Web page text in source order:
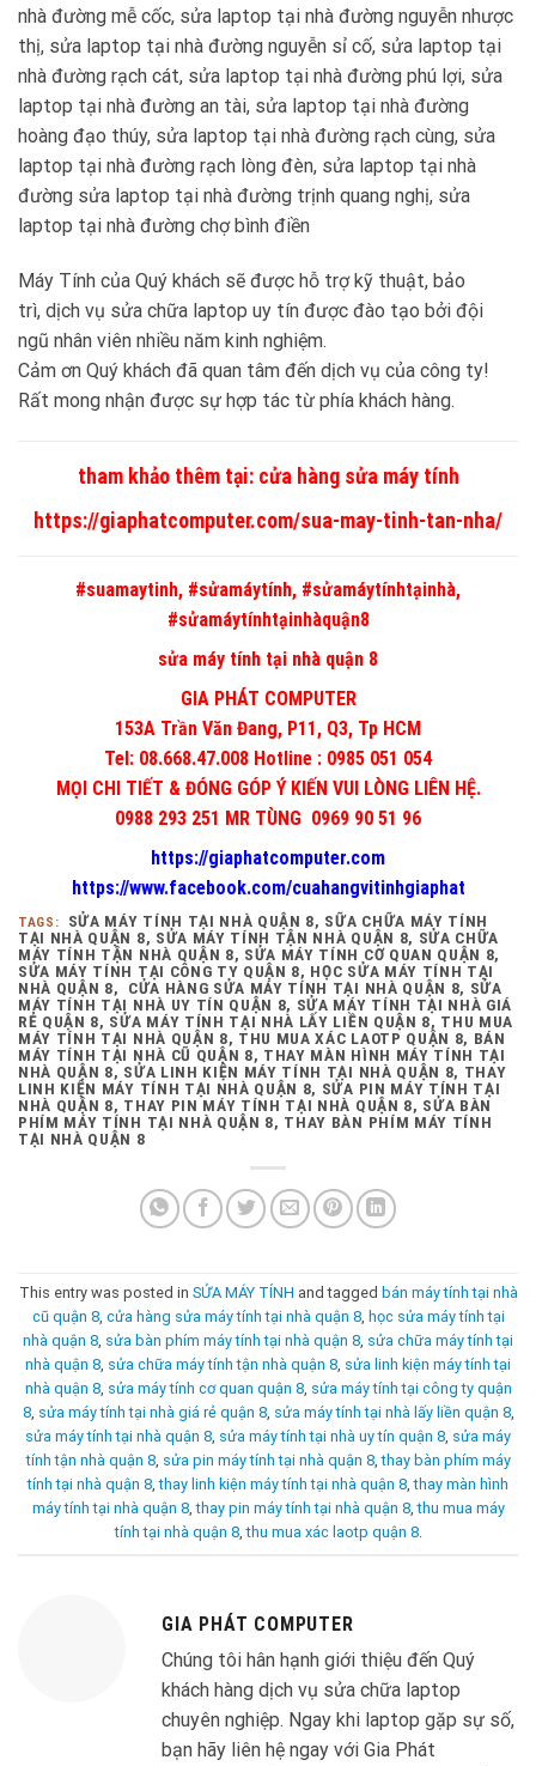
nhà đường mễ cốc, sửa laptop tại nhà đường nguyễn nhược
thị, sửa laptop tại nhà đường nguyễn sỉ cố, sửa laptop tại
nhà đường rạch cát, sửa laptop tại nhà đường phú lợi, sửa
laptop tại nhà đường an tài, sửa laptop tại nhà đường
hoàng đạo thúy, sửa laptop tại nhà đường rạch cùng, sửa
laptop tại nhà đường rạch lòng đèn, sửa laptop tại nhà
đường sửa laptop tại nhà đường trịnh quang nghị, sửa
laptop tại nhà đường chợ bình điền
Máy Tính của Quý khách sẽ được hỗ trợ kỹ thuật, bảo
trì, dịch vụ sửa chữa laptop uy tín được đào tạo bởi đội
ngũ nhân viên nhiều năm kinh nghiệm.
Cảm ơn Quý khách đã quan tâm đến dịch vụ của công ty!
Rất mong nhận được sự hợp tác từ phía khách hàng.
tham khảo thêm tại: cửa hàng sửa máy tính
https://giaphatcomputer.com/sua-may-tinh-tan-nha/
#suamaytinh, #sửamáytính, #sửamáytínhtạinhà,
#sửamáytínhtạinhàquận8
sửa máy tính tại nhà quận 8
GIA PHÁT COMPUTER
153A Trần Văn Đang, P11, Q3, Tp HCM
Tel: 08.668.47.008 Hotline : 0985 051 054
MỌI CHI TIẾT & ĐÓNG GÓP Ý KIẾN VUI LÒNG LIÊN HỆ.
0988 293 251 MR TÙNG 0969 90 51 96
https://giaphatcomputer.com
https://www.facebook.com/cuahangvitinhgiaphat
TAGS: SỬA MÁY TÍNH TẠI NHÀ QUẬN 8, SỮA CHỮA MÁY TÍNH
TẠI NHÀ QUẬN 8, SỬA MÁY TÍNH TẬN NHÀ QUẬN 8, SỬA CHỮA
MÁY TÍNH TẬN NHÀ QUẬN 8, SỬA MÁY TÍNH CƠ QUAN QUẬN 8,
SỬA MÁY TÍNH TẠI CÔNG TY QUẬN 8, HỌC SỬA MÁY TÍNH TẠI
NHÀ QUẬN 8, CỬA HÀNG SỬA MÁY TÍNH TẠI NHÀ QUẬN 8, SỬA
MÁY TÍNH TẠI NHÀ UY TÍN QUẬN 8, SỬA MÁY TÍNH TẠI NHÀ GIÁ
RẺ QUẬN 8, SỬA MÁY TÍNH TẠI NHÀ LẤY LIỀN QUẬN 8, THU MUA
MÁY TÍNH TẠI NHÀ QUẬN 8, THU MUA XÁC LAOTP QUẬN 8, BÁN
MÁY TÍNH TẠI NHÀ CŨ QUẬN 8, THAY MÀN HÌNH MÁY TÍNH TẠI
NHÀ QUẬN 8, SỬA LINH KIỆN MÁY TÍNH TẠI NHÀ QUẬN 8, THAY
LINH KIỆN MÁY TÍNH TẠI NHÀ QUẬN 8, SỬA PIN MÁY TÍNH TẠI
NHÀ QUẬN 8, THAY PIN MÁY TÍNH TẠI NHÀ QUẬN 8, SỬA BÀN
PHÍM MÁY TÍNH TẠI NHÀ QUẬN 8, THAY BÀN PHÍM MÁY TÍNH
TẠI NHÀ QUẬN 8
This entry was posted in SỬA MÁY TÍNH and tagged bán máy tính tại nhà
cũ quận 8, cửa hàng sửa máy tính tại nhà quận 8, học sửa máy tính tại
nhà quận 8, sửa bàn phím máy tính tại nhà quận 8, sửa chữa máy tính tại
nhà quận 8, sửa chữa máy tính tận nhà quận 8, sửa linh kiện máy tính tại
nhà quận 8, sửa máy tính cơ quan quận 8, sửa máy tính tại công ty quận
8, sửa máy tính tại nhà giá rẻ quận 8, sửa máy tính tại nhà lấy liền quận 8,
sửa máy tính tại nhà quận 8, sửa máy tính tại nhà uy tín quận 8, sửa máy
tính tận nhà quận 8, sửa pin máy tính tại nhà quận 8,thay bàn phím máy
tính tại nhà quận 8,thay linh kiện máy tính tại nhà quận 8,thay màn hình
máy tính tại nhà quận 8,thay pin máy tính tại nhà quận 8,thu mua máy
tính tại nhà quận 8,thu mua xác laotp quận 8.
GIA PHÁT COMPUTER
Chúng tôi hân hạnh giới thiệu đến Quý
khách hàng dịch vụ sửa chữa laptop
chuyên nghiệp. Ngay khi laptop gặp sự số,
bạn hãy liên hệ ngay với Gia Phát